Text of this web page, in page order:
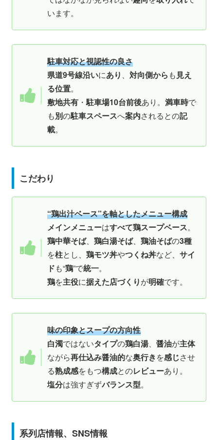
います。
駐車対応と視認性の良さ
県道9号線沿いにあり 、 対向側から も 見え
る位置。
敷地共有 ・駐車場10台前後あり。 満車時で
も別の駐車スペースへ案内されるとの記
載。
こだわり
“鶏出汁ベース”を軸としたメニュー構成
メインメニューはすべて鶏スープベース。
鶏中華そば、 鶏白湯そば、 鶏油そばの3種
を柱とし、 鶏モツ丼やつくね丼など、 サイ
ドも“鶏”で統一。
鶏を主役に据えた店づくりが明確です。
味の印象とスープの方向性
白濁ではないタイプの鶏白湯、 醤油が主体
ながら再仕込み醤油的な奥行きを感じさせ
る熟成感をもつ構成とのレビューあり。
塩分は強すぎずバランス型。
系列店情報、SNS情報